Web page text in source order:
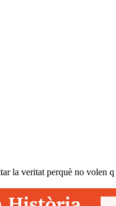
la veritat perquè no volen